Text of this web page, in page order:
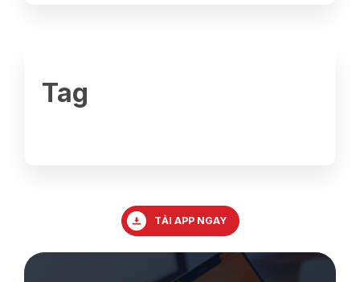
Tag
TẢI APP NGAY